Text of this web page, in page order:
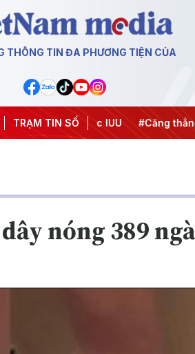
THÔNG TIN ĐA PHƯƠNG TIỆN CỦA
TRẠM TIN SỐ
khai thác IUU #Căng thẳng
nóng 389